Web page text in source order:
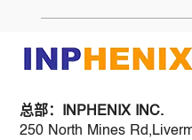
总部： INPHENIX INC.
250 North Mines